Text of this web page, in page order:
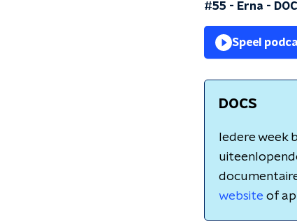
#55 - Erna -
Speel
DOCS
Iedere week
website of